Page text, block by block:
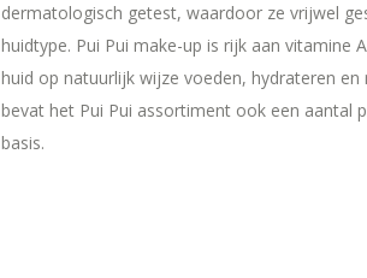
dermatologisch getest, waardoor ze vrijwel
huidtype. Pui Pui make-up is rijk aan vitamine
huid op natuurlijk wijze voeden, hydrateren en
bevat het Pui Pui assortiment ook een aantal
basis.